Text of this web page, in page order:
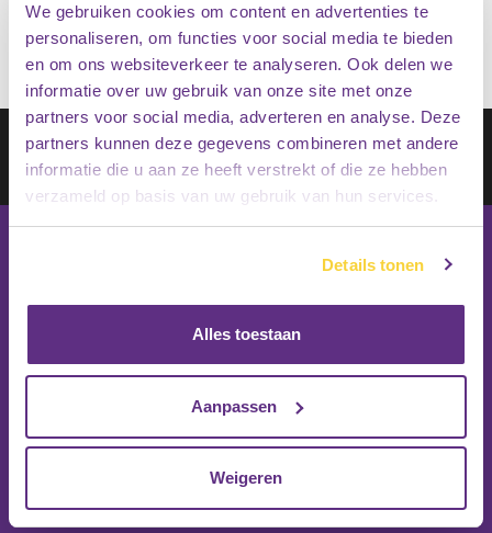
We gebruiken cookies om content en advertenties te
personaliseren, om functies voor social media te bieden
en om ons websiteverkeer te analyseren. Ook delen we
informatie over uw gebruik van onze site met onze
partners voor social media, adverteren en analyse. Deze
partners kunnen deze gegevens combineren met andere
informatie die u aan ze heeft verstrekt of die ze hebben
verzameld op basis van uw gebruik van hun services.
Details tonen
Alles toestaan
Aanpassen
Weigeren
Schrijf je in op onze nieuwsbrief
Inschrijven